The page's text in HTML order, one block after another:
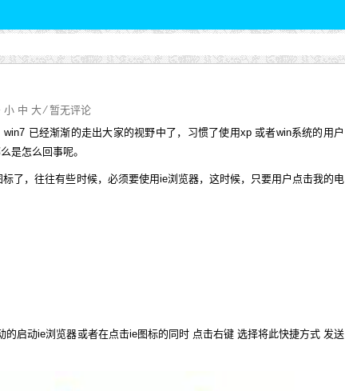
小 中 大 ⁄暂无评论
已经渐渐的走出大家的视野中了，习惯了使用xp 或者win系统的用户
是怎么回事呢。
了，往往有些时候，必须要使用ie浏览器，这时候，只要用户点击我的电
的启动ie浏览器或者在点击ie图标的同时 点击右键 选择将此快捷方式 发送